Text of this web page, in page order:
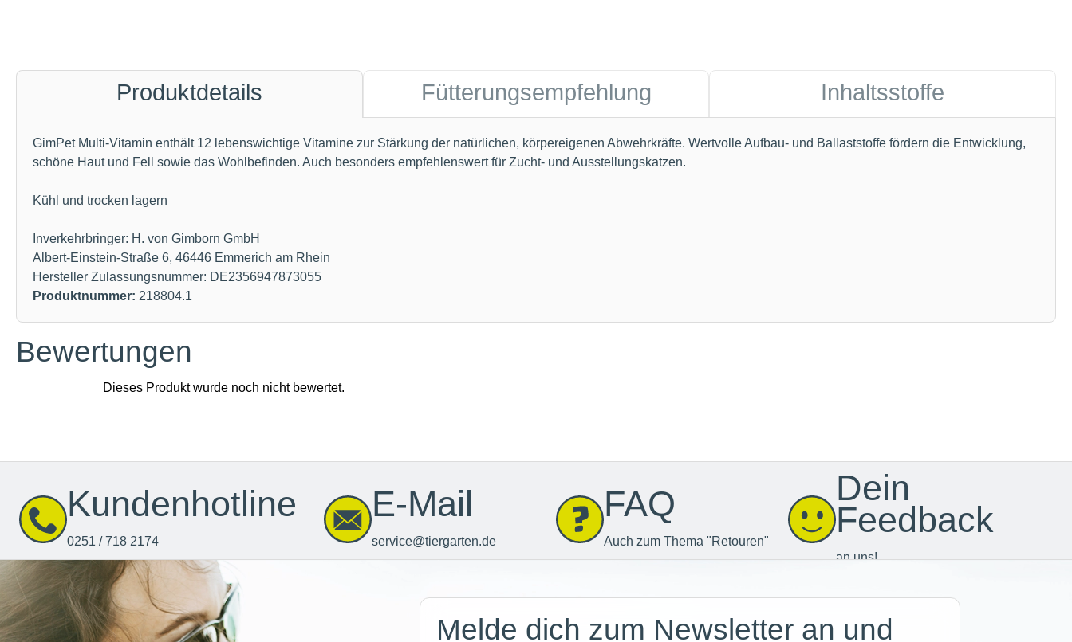
Produktdetails Fütterungsempfehlung Inhaltsstoffe
GimPet Multi-Vitamin enthält 12 lebenswichtige Vitamine zur Stärkung der natürlichen, körpereigenen Abwehrkräfte. Wertvolle Aufbau- und Ballaststoffe fördern die Entwicklung,
schöne Haut und Fell sowie das Wohlbefinden. Auch besonders empfehlenswert für Zucht- und Ausstellungskatzen.
Kühl und trocken lagern
Inverkehrbringer: H. von Gimborn GmbH
Albert-Einstein-Straße 6, 46446 Emmerich am Rhein
Hersteller Zulassungsnummer: DE2356947873055
Produktnummer: 218804.1
Bewertungen
Kundenhotline
0251 / 718 2174
E-Mail
service@tiergarten.de
FAQ
Auch zum Thema "Retouren"
Dein
Feedback
an uns!
Melde dich zum Newsletter an und